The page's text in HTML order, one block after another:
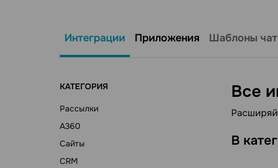
Интеграции Приложения Шаблоны
КАТЕГОРИЯ
Рассылки
A360
Сайты
CRM
Все
В